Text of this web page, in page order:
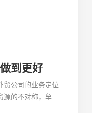
到更好
公司的业务定位
的不对称，牟取